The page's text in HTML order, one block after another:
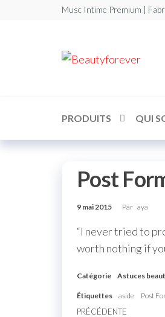
Musc Intime Premium |
PRODUITS QUI
Post
9 mai 2015 Par aya
“I never tried to
worth nothing if
Catégorie Astuces
Étiquettes aside Post
PRÉCÉDENTE